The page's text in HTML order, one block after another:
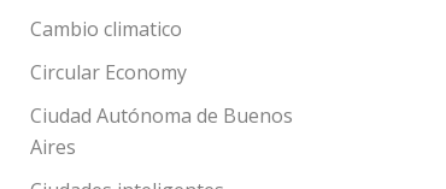
Cambio climatico
Circular Economy
Ciudad Autónoma de Buenos
Aires